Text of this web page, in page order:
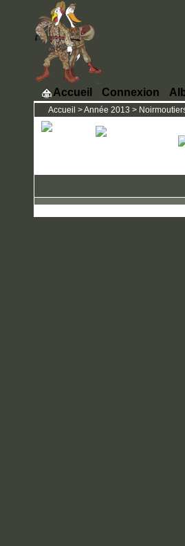
Accueil Connexion
Accueil >Année 2013 >